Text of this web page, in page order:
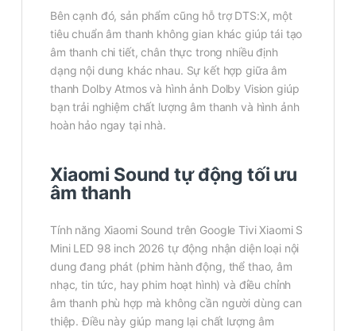
Bên cạnh đó, sản phẩm cũng hỗ trợ DTS:X, một
tiêu chuẩn âm thanh không gian khác giúp tái tạo
âm thanh chi tiết, chân thực trong nhiều định
dạng nội dung khác nhau. Sự kết hợp giữa âm
thanh Dolby Atmos và hình ảnh Dolby Vision giúp
bạn trải nghiệm chất lượng âm thanh và hình ảnh
hoàn hảo ngay tại nhà.
Xiaomi Sound tự động tối ưu
âm thanh
Tính năng Xiaomi Sound trên Google Tivi Xiaomi S
Mini LED 98 inch 2026 tự động nhận diện loại nội
dung đang phát (phim hành động, thể thao, âm
nhạc, tin tức, hay phim hoạt hình) và điều chỉnh
âm thanh phù hợp mà không cần người dùng can
thiệp. Điều này giúp mang lại chất lượng âm